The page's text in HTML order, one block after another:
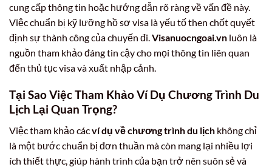
cung cấp thông tin hoặc hướng dẫn rõ ràng về vấn đề này.
Việc chuẩn bị kỹ lưỡng hồ sơ visa là yếu tố then chốt quyết
định sự thành công của chuyến đi. Visanuocngoai.vn luôn là
nguồn tham khảo đáng tin cậy cho mọi thông tin liên quan
đến thủ tục visa và xuất nhập cảnh.
Tại Sao Việc Tham Khảo Ví Dụ Chương Trình Du
Lịch Lại Quan Trọng?
Việc tham khảo cácví dụ về chương trình du lịch không chỉ
là một bước chuẩn bị đơn thuần mà còn mang lại nhiều lợi
ích thiết thực, giúp hành trình của bạn trở nên suôn sẻ và